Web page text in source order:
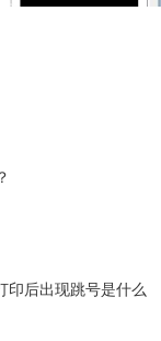
的尺寸，即打印区
多行多列的条码标
印后出现跳号是什么